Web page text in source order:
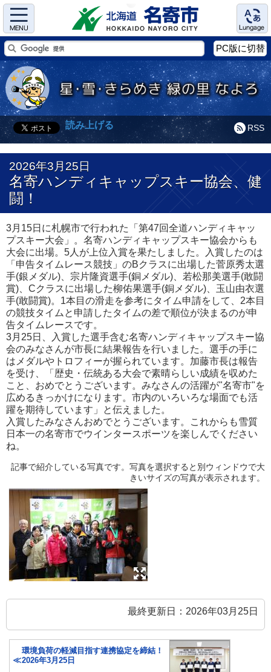
Menu Language
PC版に切替
RSS
読み上げる
2026年3月25日
名寄ハンディキャップスキー協会、健
闘！
3月15日に札幌市で行われた「第47回全道ハンディキャッ
プスキー大会」。名寄ハンディキャップスキー協会からも
大会に出場。5人が上位入賞を果たしました。入賞したのは
「申告タイムレース競技」のBクラスに出場した菅原秀太選
手(銀メダル)、宗片隆資選手(銅メダル)、若松那美選手(敢闘
賞)、Cクラスに出場した柳佑果選手(銅メダル)、玉山由衣選
手(敢闘賞)。1本目の滑走を参考にタイム申請をして、2本目
の競技タイムと申請したタイムの差で順位が決まるのが申
告タイムレースです。
3月25日、入賞した選手含む名寄ハンディキャップスキー協
会のみなさんが市長に結果報告を行いました。選手の手に
はメダルやトロフィーが握られています。加藤市長は報告
を受け、「歴史・伝統ある大会で素晴らしい成績を収めた
こと、おめでとうございます。みなさんの活躍が"名寄市"を
広めるきっかけになります。市内のいろいろな場面でも活
躍を期待しています」と伝えました。
入賞したみなさんおめでとうございます。これからも雪質
日本一の名寄市でウインタースポーツを楽しんでください
ね。
記事で紹介している写真です。写真を選択すると別ウィンドウで大
きいサイズの写真が表示されます。
最終更新日：2026年03月25日
環境負荷の軽減目指す連携協定を締結！
2026年3月25日